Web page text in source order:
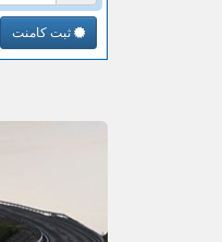
ثبت کامنت